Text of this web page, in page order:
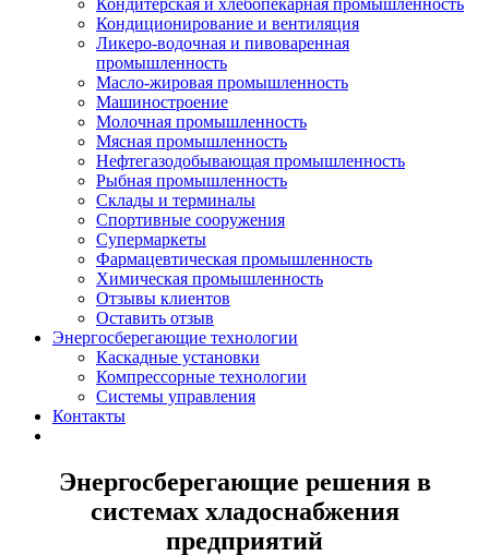
Кондитерская и хлебопекарная промышленность
Кондиционирование и вентиляция
Ликеро-водочная и пивоваренная
промышленность
Масло-жировая промышленность
Машиностроение
Молочная промышленность
Мясная промышленность
Нефтегазодобывающая промышленность
Рыбная промышленность
Склады и терминалы
Спортивные сооружения
Супермаркеты
Фармацевтическая промышленность
Химическая промышленность
Отзывы клиентов
Оставить отзыв
Энергосберегающие технологии
Каскадные установки
Компрессорные технологии
Системы управления
Контакты
Энергосберегающие решения в
системах хладоснабжения
предприятий